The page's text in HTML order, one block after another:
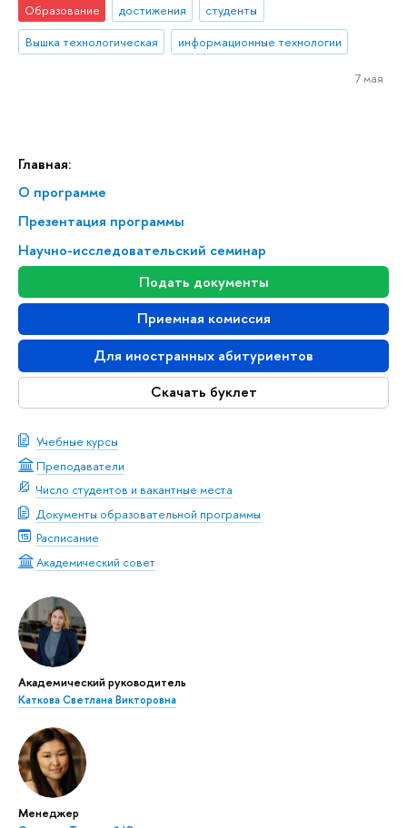
Главная:
О программе
Презентация программы
Научно-исследовательский семинар
Подать документы
Приемная комиссия
Для иностранных абитуриентов
Скачать буклет
Учебные курсы
Преподаватели
Число студентов и вакантные места
Документы образовательной программы
Расписание
Академический совет
Академический руководитель
Каткова Светлана Викторовна
Менеджер
Образование достижения
студенты
Вышка технологическая
информационные технологии
7 мая